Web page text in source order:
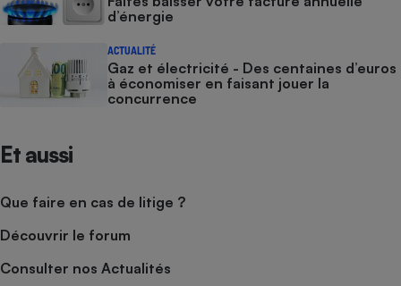
d’énergie
ACTUALITÉ
Gaz et électricité - Des centaines d’euros
à économiser en faisant jouer la
concurrence
Et aussi
Que faire en cas de litige ?
Découvrir le forum
Consulter nos Actualités